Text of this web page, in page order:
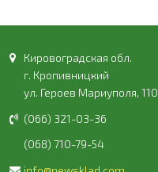
Кировоградская обл.
г. Кропивницкий
ул. Героев Мариуполя, 110
(066) 321-03-36
(068) 710-79-54